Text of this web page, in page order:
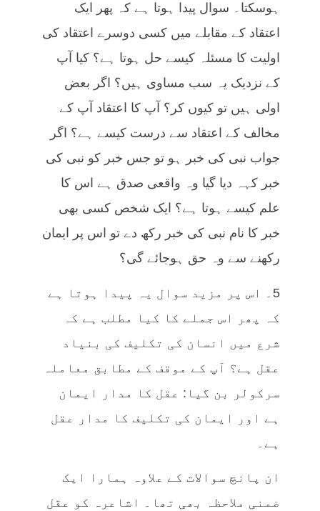
ہوسکتا۔ سوال پیدا ہوتا ہے کہ پھر ایک
اعتقاد کے مقابلے میں کسی دوسرے اعتقاد کی
اولیت کا مسئلہ کیسے حل ہوتا ہے؟ کیا آپ
کے نزدیک یہ سب مساوی ہیں؟ اگر بعض
اولی ہیں تو کیوں کر؟ آپ کا اعتقاد آپ کے
مخالف کے اعتقاد سے درست کیسے ہے؟ اگر
جواب نبی کی خبر ہو تو جس خبر کو نبی کی
خبر کہہ دیا گیا وہ واقعی صدق ہے اس کا
علم کیسے ہوتا ہے؟ ایک شخص کسی بھی
خبر کا نام نبی کی خبر رکھ دے تو اس پر ایمان
رکھنے سے وہ حق ہوجائے گی؟
5۔ اس پر مزید سوال یہ پیدا ہوتا ہے
کہ پھر اس جملے کا کیا مطلب ہے کہ
شرع میں انسان کی تکلیف کی بنیاد
عقل ہے؟ آپ کے موقف کے مطابق معاملہ
سرکولر بن گیا: عقل کا مدار ایمان
ہے اور ایمان کی تکلیف کا مدار عقل
ہے۔
ان پانچ سوالات کے علاوہ ہمارا ایک
ضمنی ملاحظہ بھی تھا۔ اشاعرہ کو عقل